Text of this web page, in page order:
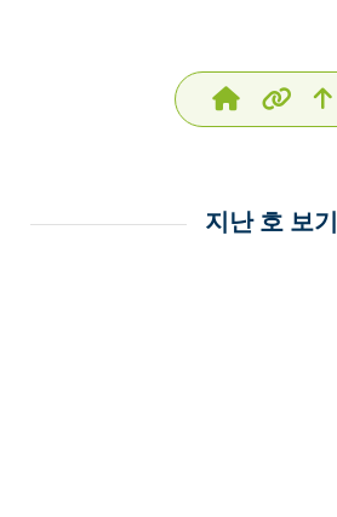
지난 호 보기